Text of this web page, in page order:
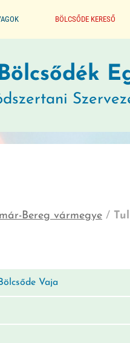
BÖLCSŐDE KERESŐ
Bereg vármegye /
Vaja